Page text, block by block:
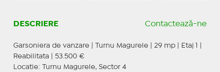
DESCRIERE Contactează-ne
Garsoniera de vanzare | Turnu Magurele | 29 mp | Etaj 1 |
Reabilitata | 53.500 €
Locatie: Turnu Magurele, Sector 4